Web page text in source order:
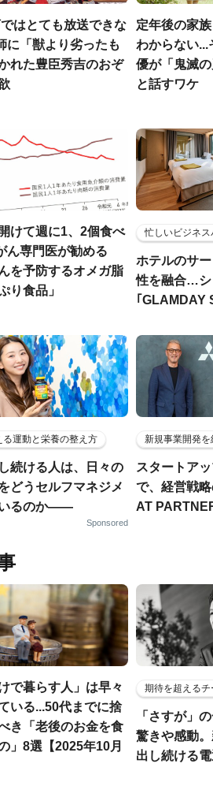
はとても放送できな
に「獣より劣ったも
れた豊臣秀吉のおぞ
定年後の家
わからない...
優が「鬼滅の
と話すワケ
けて週に1、2個食べ
ん専門医が勧める
を予防するオメガ脂
り食品」
忙しいビジネ
ホテルのサ
性を融合…シ
｢GLAMDAY
る運動と栄養の整え方
続ける人は、日々の
どうセルフマネジメ
いるのか——
Sponsored
新規事業開発
スタートア
で、経営戦
AT
で暮らす人」は早々
いる...50代までに捨
き「老後のお金を食
」8選【2025年10月
期待を超えるチ
「さすが」
驚きや感動
出し続ける